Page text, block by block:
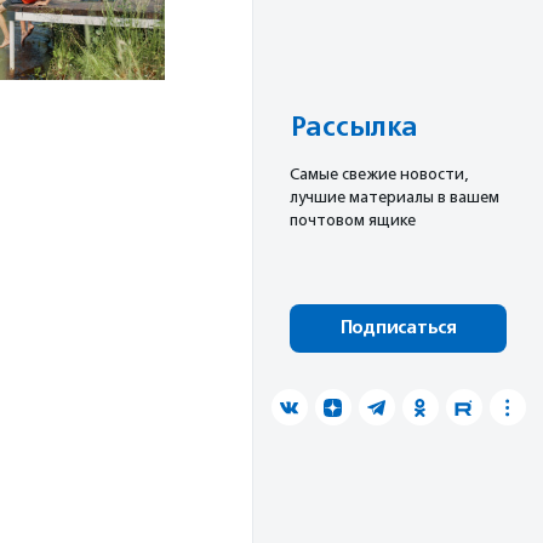
Рассылка
Cамые свежие новости,
лучшие материалы в вашем
почтовом ящике
Подписаться